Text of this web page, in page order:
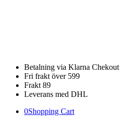
Betalning via Klarna Chekout
Fri frakt över 599
Frakt 89
Leverans med DHL
0Shopping Cart